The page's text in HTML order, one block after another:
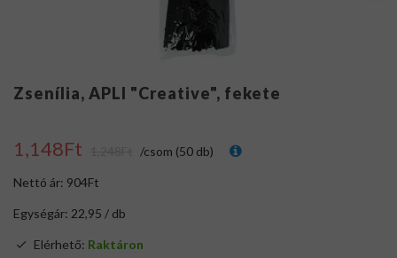
Zsenília, APLI "Creative", fekete
1,148Ft /csom (50 db)
Nettó ár: 904Ft
Egységár: 22,95 / db
Elérhető: Raktáron